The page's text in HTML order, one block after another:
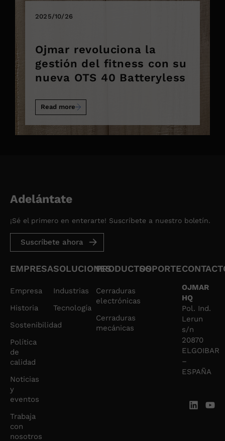
2025/10/26
Ojmar revoluciona la
gestión del fitness con su
nueva OTS 40 Batteryless
Read more
Adelántate
¡Sé el primero en enterarte! Suscríbete a nuestro boletín.
Suscríbete ahora
EMPRESA
Empresa
Historia
Sostenibilidad
Política
de
calidad
Noticias
y
eventos
Trabaja
con
nosotros
SOLUCIONES
Industrias
Tecnología
PRODUCTOS
Cerraduras
electrónicas
Cerraduras
mecánicas
SOPORTE
OJMAR
HQ
Pol. Ind.
Lerun
s/n
20870
ELGOIBAR
–
ESPAÑA